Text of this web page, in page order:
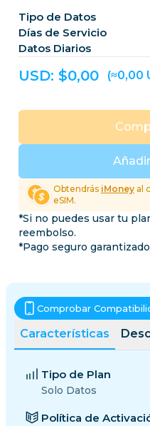
Tipo de Datos
Días de Servicio
Datos Diarios
USD: $0,00 (≈0,00
Obtendrás iMoneyal
eSIM.
*Si no puedes usar tu
reembolso.
*Pago seguro
Características
Comprobar
Tipo de Plan
Solo Datos
Política de